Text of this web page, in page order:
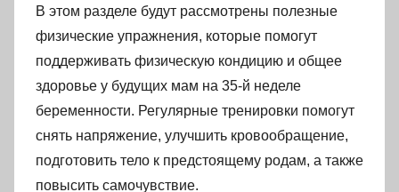
В этом разделе будут рассмотрены полезные
физические упражнения, которые помогут
поддерживать физическую кондицию и общее
здоровье у будущих мам на 35-й неделе
беременности. Регулярные тренировки помогут
снять напряжение, улучшить кровообращение,
подготовить тело к предстоящему родам, а также
повысить самочувствие.